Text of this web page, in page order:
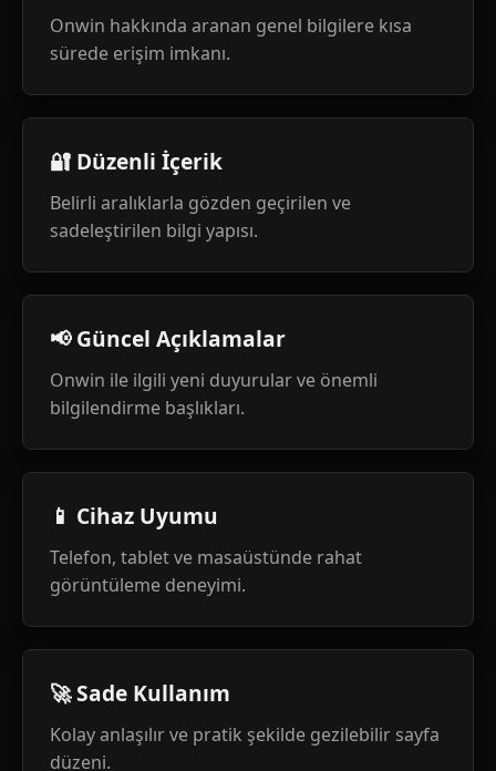
Onwin hakkında aranan genel bilgilere kısa
sürede erişim imkanı.
🔐 Düzenli İçerik
Belirli aralıklarla gözden geçirilen ve
sadeleştirilen bilgi yapısı.
📢 Güncel Açıklamalar
Onwin ile ilgili yeni duyurular ve önemli
bilgilendirme başlıkları.
📱 Cihaz Uyumu
Telefon, tablet ve masaüstünde rahat
görüntüleme deneyimi.
🚀 Sade Kullanım
Kolay anlaşılır ve pratik şekilde gezilebilir sayfa
düzeni.